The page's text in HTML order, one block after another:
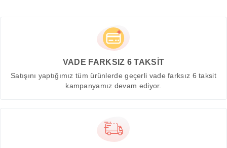
VADE FARKSIZ 6 TAKSİT
Satışını yaptığımız tüm ürünlerde geçerli vade farksız 6 taksit
kampanyamız devam ediyor.